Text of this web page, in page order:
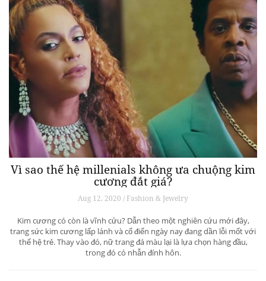
Vì sao thế hệ millenials không ưa chuộng kim
cương đắt giá?
Aug 12, 2020 / Fashion & Jewelry
Kim cương có còn là vĩnh cửu? Dẫn theo một nghiên cứu mới đây,
trang sức kim cương lấp lánh và cổ điển ngày nay đang dần lỗi mốt với
thế hệ trẻ. Thay vào đó, nữ trang đá màu lại là lựa chọn hàng đầu,
trong đó có nhẫn đính hôn.